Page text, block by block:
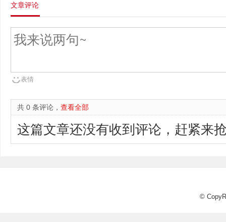
文章评论
表情
共 0 条评论， 查看全部
这篇文章还没有收到评论，赶紧来
©